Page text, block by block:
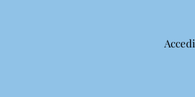
Accedi